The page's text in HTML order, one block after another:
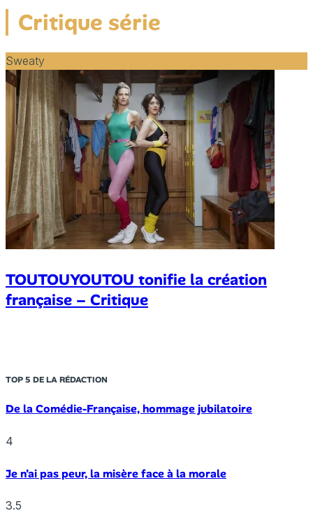
Critique série
Sweaty
TOUTOUYOUTOU tonifie la création
française – Critique
TOP 5 DE LA RÉDACTION
De la Comédie-Française, hommage jubilatoire
4
Je n’ai pas peur, la misère face à la morale
3.5